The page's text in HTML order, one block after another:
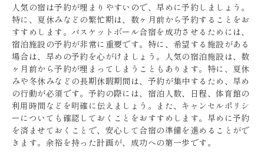
人気の宿は予約が埋まりやすいので、早めに予約しましょう。
特に、夏休みなどの繁忙期は、数ヶ月前から予約することをお
すすめします。バスケットボール合宿を成功させるためには、
宿泊施設の予約が非常に重要です。特に、希望する施設がある
場合は、早めの予約を心がけましょう。人気の宿泊施設は、数
ヶ月前から予約が埋まってしまうこともあります。特に、夏休
みや冬休みなどの長期休暇期間は、予約が集中するため、早め
の行動が必須です。予約の際には、宿泊人数、日程、体育館の
利用時間などを明確に伝えましょう。また、キャンセルポリシ
ーについても確認しておくことをおすすめします。早めに予約
を済ませておくことで、安心して合宿の準備を進めることがで
きます。余裕を持った計画が、成功への第一歩です。